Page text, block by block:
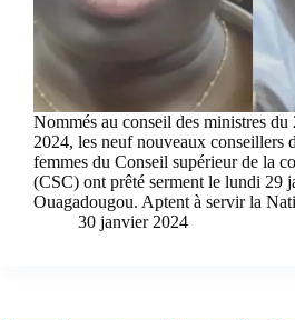
Nommés au conseil des ministres du
2024, les neuf nouveaux conseillers
femmes du Conseil supérieur de la
(CSC) ont prêté serment le lundi 29
Ouagadougou. Aptent à servir la
30 janvier 2024